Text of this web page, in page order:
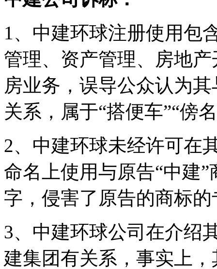
1、中建环球注册使用包
管理、资产管理、房地
房业务，误导公众认为
关系，属于“搭便车”“傍
2、中建环球未经许可在
命名上使用与原告“中建
字，侵害了原告的商标
3、中建环球公司在介绍
建集团有关系，事实上